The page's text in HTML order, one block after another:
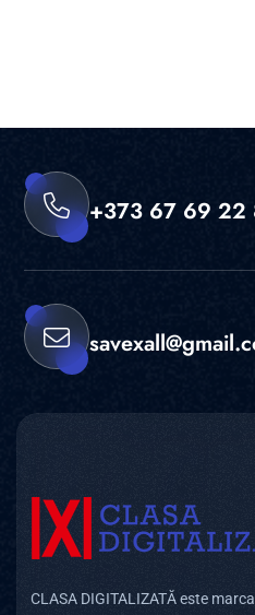
+373 67 69 22
CLASA DIGITALIZATĂ este